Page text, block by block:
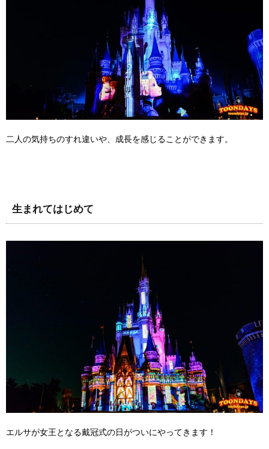
二人の気持ちのすれ違いや、成長を感じることができます。
生まれてはじめて
エルサが女王となる戴冠式の日がついにやってきます！